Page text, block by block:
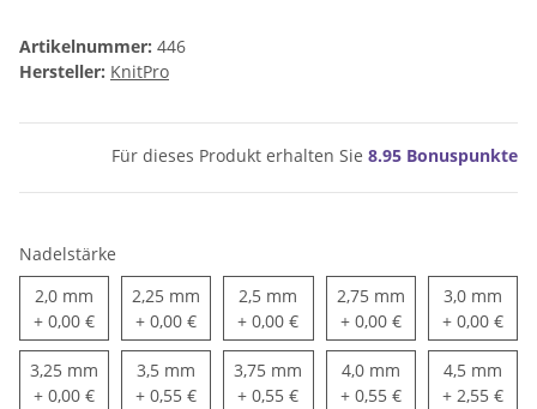
Artikelnummer: 446
Hersteller: KnitPro
Für dieses Produkt erhalten Sie 8.95 Bonuspunkte
Nadelstärke
2,0 mm 2,0 mm
+ 0,00 €
2,25 mm
2,25 mm
+ 0,00 €
2,5 mm 2,5 mm
+ 0,00 €
2,75 mm
2,75 mm
+ 0,00 €
3,0 mm3,0
+ 0,00 €
3,25 mm
3,25 mm
+ 0,00 €
3,5 mm 3,5 mm
+ 0,55 €
3,75 mm
3,75 mm
+ 0,55 €
4,0 mm4,0 mm
+ 0,55 €
4,5 mm4,5
+ 2,55 €